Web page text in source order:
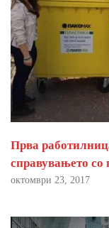
Прва
справувањето со
октомври 23, 2017